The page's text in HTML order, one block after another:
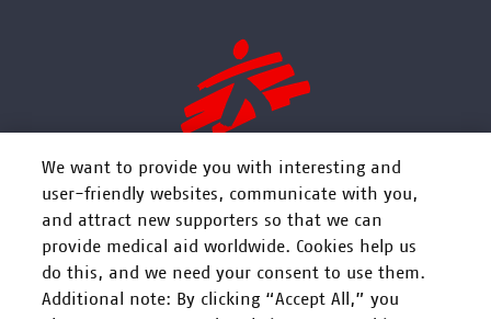
FOLGEN SIE UNS
We want to provide you with interesting and
user-friendly websites, communicate with you,
and attract new supporters so that we can
provide medical aid worldwide. Cookies help us
do this, and we need your consent to use them.
Additional note: By clicking “Accept All,” you